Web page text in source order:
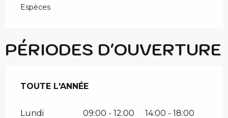
Espèces
PÉRIODES D'OUVERTURE
TOUTE L'ANNÉE
TOUTE L'ANNÉE
Lundi 09:00 - 12:00 14:00 - 18:00